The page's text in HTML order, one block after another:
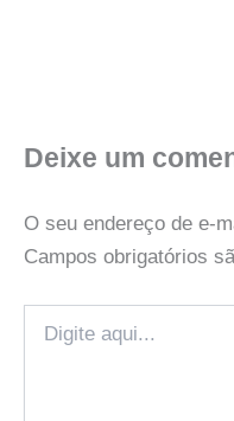
Deixe um
O seu endereço de e-
Campos obrigatórios
aqui...